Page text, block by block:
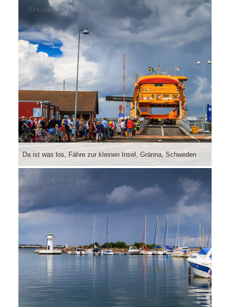
Da ist was los, Fähre zur kleinen Insel, Gränna, Schweden